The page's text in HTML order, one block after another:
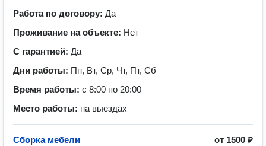
Работа по договору: Да
Проживание на объекте: Нет
С гарантией: Да
Дни работы: Пн, Вт, Ср, Чт, Пт, Сб
Время работы: с 8:00 по 20:00
Место работы: на выездах
от 1500 ₽
Сборка мебели